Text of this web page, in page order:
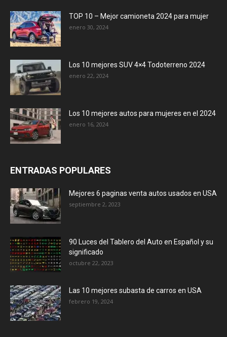
TOP 10 – Mejor camioneta 2024 para mujer
enero 30, 2024
Los 10 mejores SUV 4×4 Todoterreno 2024
enero 22, 2024
Los 10 mejores autos para mujeres en el 2024
enero 16, 2024
ENTRADAS POPULARES
Mejores 6 paginas venta autos usados en USA
septiembre 2, 2023
90 Luces del Tablero del Auto en Español y su
significado
octubre 22, 2023
Las 10 mejores subasta de carros en USA
febrero 19, 2024